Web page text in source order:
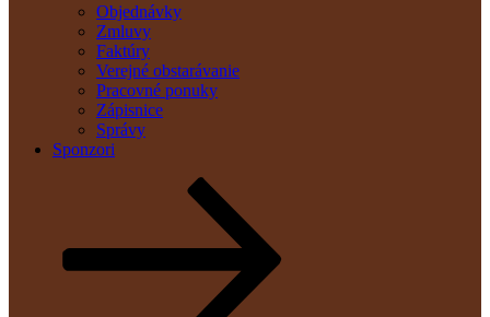
Objednávky
Zmluvy
Faktúry
Verejné obstarávanie
Pracovné ponuky
Zápisnice
Správy
Sponzori